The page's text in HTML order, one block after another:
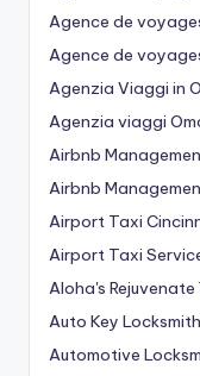
Agence de
Agence de
Agenzia Viaggi in
Agenzia viaggi
Airbnb
Airbnb
Airport Taxi
Airport Taxi
Aloha's
Auto Key Locksmith
Automotive